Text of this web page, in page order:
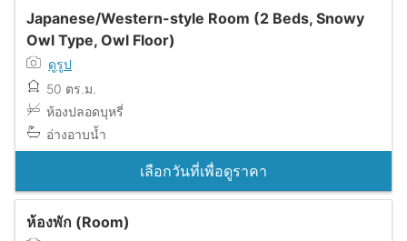
Japanese/Western-style Room (2 Beds, Snowy
Owl Type, Owl Floor)
ดูรูป
50 ตร.ม.
ห้องปลอดบุหรี่
อ่างอาบน้ำ
เลือกวันที่เพื่อดูราคา
ห้องพัก (Room)